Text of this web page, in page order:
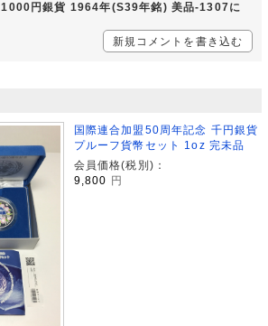
1000円銀貨 1964年(S39年銘) 美品-1307に
新規コメントを書き込む
国際連合加盟50周年記念 千円銀貨
プルーフ貨幣セット 1oz 完未品
会員価格(税別)：
9,800
円